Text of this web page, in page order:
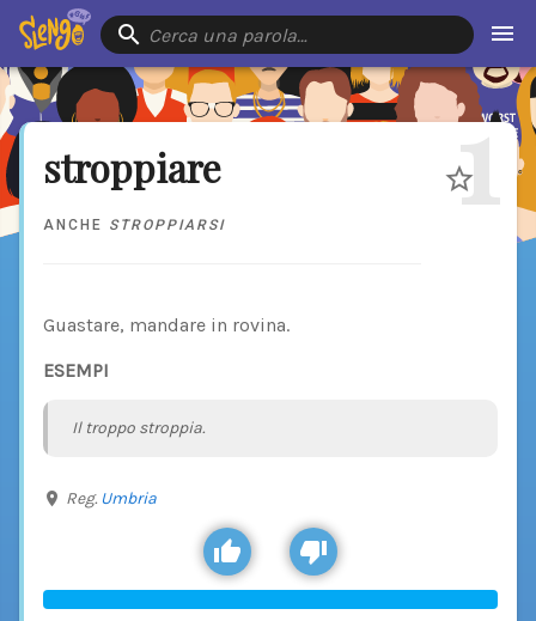
Cerca una parola…
stroppiare
ANCHE STROPPIARSI 1
Guastare, mandare in rovina.
ESEMPI
Il troppo stroppia.
Reg. Umbria